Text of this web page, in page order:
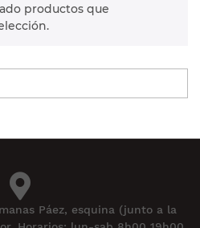
productos que
Páez, esquina (junto a la